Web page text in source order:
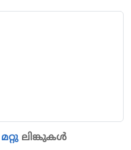
മറ്റുലിങ്കുകൾ